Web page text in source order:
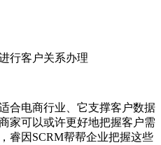
行客户关系办理
电商行业、它支撑客户数据
家可以或许更好地把握客户需
睿因SCRM帮帮企业把握这些